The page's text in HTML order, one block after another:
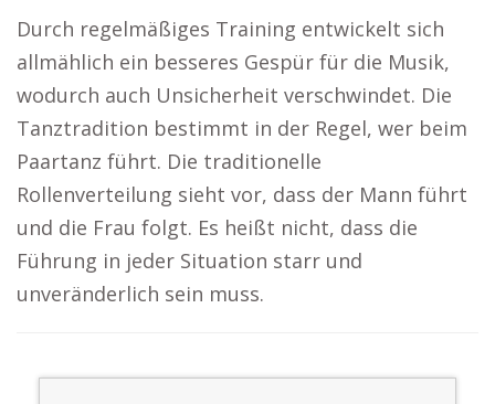
Durch regelmäßiges Training entwickelt sich
allmählich ein besseres Gespür für die Musik,
wodurch auch Unsicherheit verschwindet. Die
Tanztradition bestimmt in der Regel, wer beim
Paartanz führt. Die traditionelle
Rollenverteilung sieht vor, dass der Mann führt
und die Frau folgt. Es heißt nicht, dass die
Führung in jeder Situation starr und
unveränderlich sein muss.